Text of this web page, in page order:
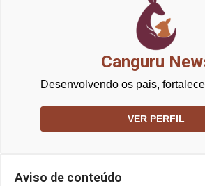
Canguru
Desenvolvendo os pais,
VER PERFIL
Aviso de conteúdo